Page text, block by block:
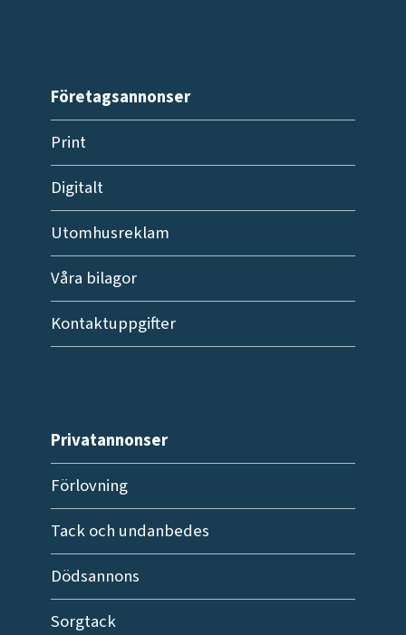
Företagsannonser
Print
Digitalt
Utomhusreklam
Våra bilagor
Kontaktuppgifter
Privatannonser
Förlovning
Tack och undanbedes
Dödsannons
Sorgtack